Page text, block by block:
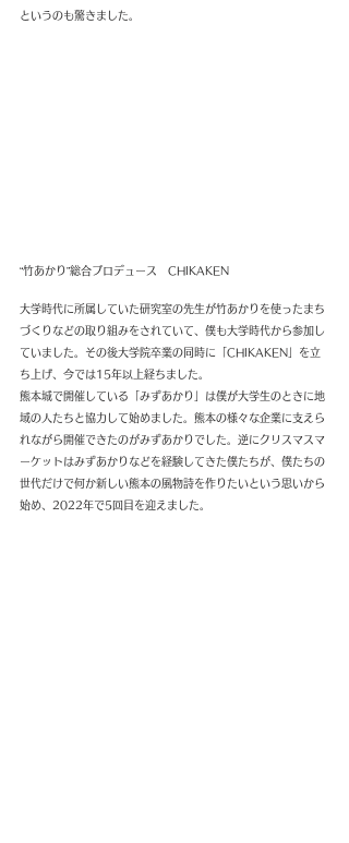
というのも驚きました。
“竹あかり”総合プロデュース　CHIKAKEN
大学時代に所属していた研究室の先生が竹あかりを使ったまち
づくりなどの取り組みをされていて、僕も大学時代から参加し
ていました。その後大学院卒業の同時に「CHIKAKEN」を立
ち上げ、今では15年以上経ちました。
熊本城で開催している「みずあかり」は僕が大学生のときに地
域の人たちと協力して始めました。熊本の様々な企業に支えら
れながら開催できたのがみずあかりでした。逆にクリスマスマ
ーケットはみずあかりなどを経験してきた僕たちが、僕たちの
世代だけで何か新しい熊本の風物詩を作りたいという思いから
始め、2022年で5回目を迎えました。